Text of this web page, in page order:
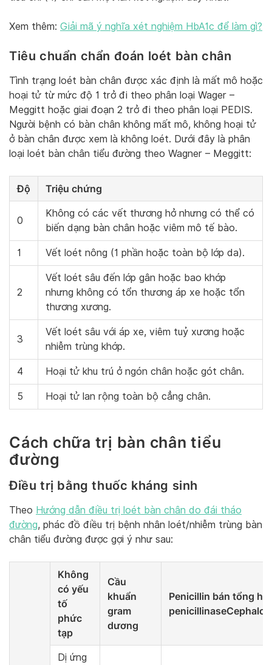
Xem thêm: Giải mã ý nghĩa xét nghiệm HbA1c để làm gì?
Tiêu chuẩn chẩn đoán loét bàn chân
Tình trạng loét bàn chân được xác định là mất mô hoặc
hoại tử từ mức độ 1 trở đi theo phân loại Wager –
Meggitt hoặc giai đoạn 2 trở đi theo phân loại PEDIS.
Người bệnh có bàn chân không mất mô, không hoại tử
ở bàn chân được xem là không loét. Dưới đây là phân
loại loét bàn chân tiểu đường theo Wagner – Meggitt:
Độ Triệu chứng
0
Không có các vết thương hở nhưng có thể có
biến dạng bàn chân hoặc viêm mô tế bào.
1 Vết loét nông (1 phần hoặc toàn bộ lớp da).
2
Vết loét sâu đến lớp gân hoặc bao khớp
nhưng không có tổn thương áp xe hoặc tổn
thương xương.
3
Vết loét sâu với áp xe, viêm tuỷ xương hoặc
nhiễm trùng khớp.
4 Hoại tử khu trú ở ngón chân hoặc gót chân.
5 Hoại tử lan rộng toàn bộ cẳng chân.
Cách chữa trị bàn chân tiểu
đường
Điều trị bằng thuốc kháng sinh
Theo Hướng dẫn điều trị loét bàn chân do đái tháo
đường, phác đồ điều trị bệnh nhân loét/nhiễm trùng bàn
chân tiểu đường được gợi ý như sau:
Không
có yếu
tố
phức
tạp
Cầu
khuẩn
gram
dương
Penicillin bán tổng
Dị ứng